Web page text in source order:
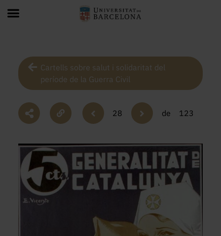
Cartells sobre salut i solidaritat del
període de la Guerra Civil
28 de 123